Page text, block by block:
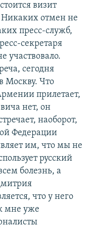
визит
отмен не
пресс-служб,
секретаря
участвовало.
сегодня
Москву. Что
прилетает,
нет, он
наоборот,
Федерации
им, что мы не
русский
болезнь, а
что у него
мне уже